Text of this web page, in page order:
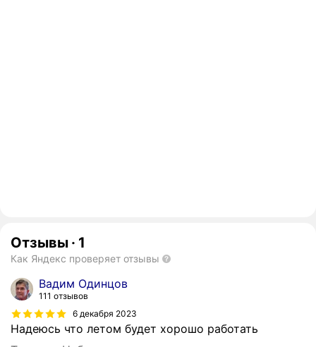
Отзывы · 1
Как Яндекс проверяет отзывы
Вадим Одинцов
111 отзывов
6 декабря 2023
Надеюсь что летом будет хорошо работать